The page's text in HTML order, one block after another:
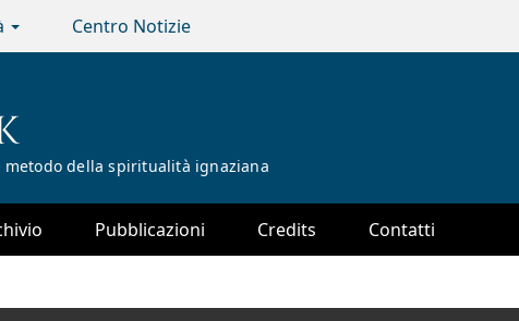
Centro Notizie
della spiritualità ignaziana
Pubblicazioni Credits Contatti